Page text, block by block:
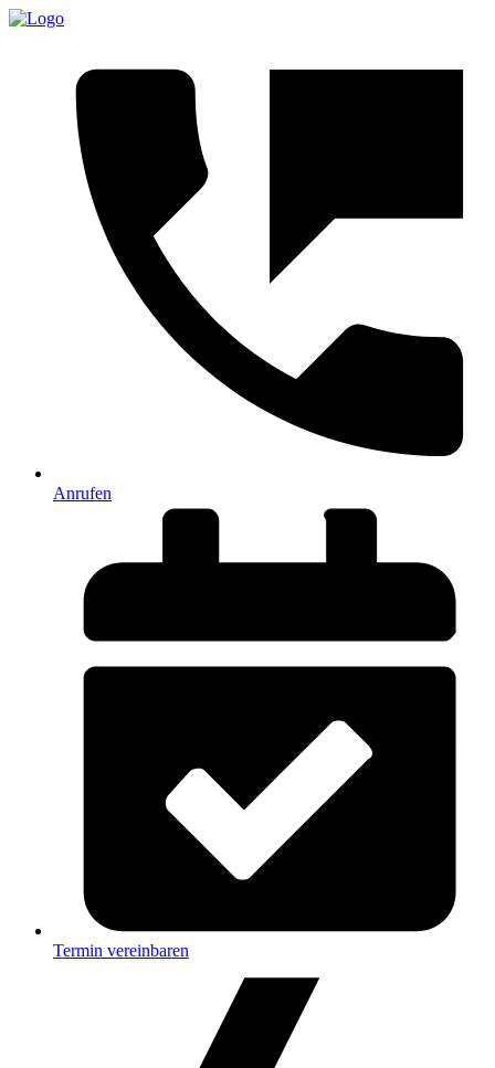
Anrufen
Termin vereinbaren